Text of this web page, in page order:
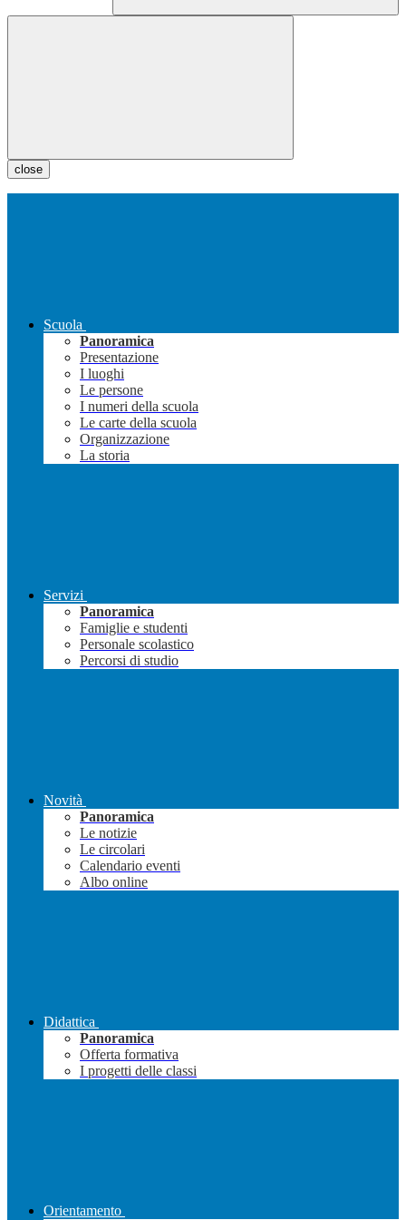
close
Scuola
Panoramica
Presentazione
I luoghi
Le persone
I numeri della scuola
Le carte della scuola
Organizzazione
La storia
Servizi
Panoramica
Famiglie e studenti
Personale scolastico
Percorsi di studio
Novità
Panoramica
Le notizie
Le circolari
Calendario eventi
Albo online
Didattica
Panoramica
Offerta formativa
I progetti delle classi
Orientamento